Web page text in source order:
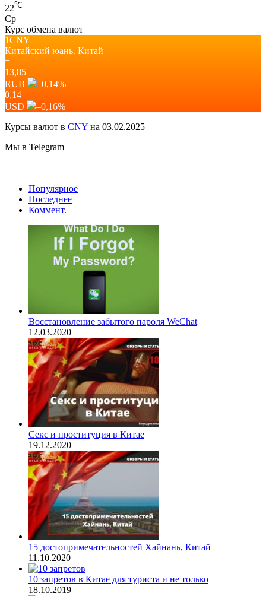
22℃
Ср
Курс обмена валют
1CNY
Китайский юань. Китай
=
13,85
RUB
–0,14%
0,14
USD
–0,16%
Курсы валют в CNY на 03.02.2025
Мы в Telegram
Популярное
Последнее
Коммент.
Восстановление забытого пароля WeChat
12.03.2020
Секс и проституция в Китае
19.12.2020
15 достопримечательностей Хайнань, Китай
11.10.2020
10 запретов в Китае для туриста и не только
18.10.2019